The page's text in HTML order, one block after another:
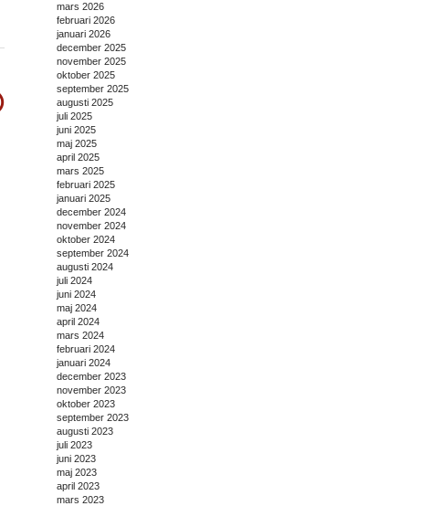
mars 2026
februari 2026
januari 2026
december 2025
november 2025
oktober 2025
september 2025
augusti 2025
juli 2025
juni 2025
maj 2025
april 2025
mars 2025
februari 2025
januari 2025
december 2024
november 2024
oktober 2024
september 2024
augusti 2024
juli 2024
juni 2024
maj 2024
april 2024
mars 2024
februari 2024
januari 2024
december 2023
november 2023
oktober 2023
september 2023
augusti 2023
juli 2023
juni 2023
maj 2023
april 2023
mars 2023